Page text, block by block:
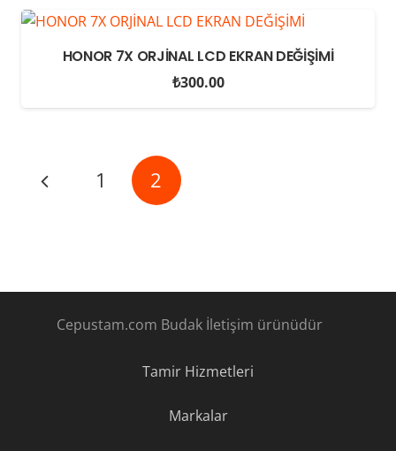
HONOR 7X ORJİNAL LCD EKRAN DEĞİŞİMİ
₺300.00
1 2
Cepustam.com Budak İletişim ürünüdür
Tamir Hizmetleri
Markalar